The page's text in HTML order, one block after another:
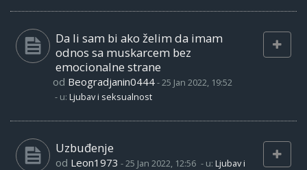
Da li sam bi ako želim da imam
odnos sa muskarcem bez
emocionalne strane
od Beogradjanin0444-25 Jan 2022, 19:52
- u: Ljubav i seksualnost
Uzbuđenje
od Leon1973 -25 Jan 2022, 12:56 - u: Ljubav i